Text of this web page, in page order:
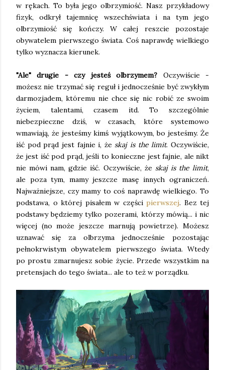
w rękach. To była jego olbrzymiość. Nasz przykładowy
fizyk, odkrył tajemnicę wszechświata i na tym jego
olbrzymiość się kończy. W całej reszcie pozostaje
obywatelem pierwszego świata. Coś naprawdę wielkiego
tylko wyznacza kierunek.
"Ale" drugie - czy jesteś olbrzymem? Oczywiście -
możesz nie trzymać się reguł i jednocześnie być zwykłym
darmozjadem, któremu nie chce się nic robić ze swoim
życiem, talentami, czasem itd. To szczególnie
niebezpieczne dziś, w czasach, które systemowo
wmawiają, że jesteśmy kimś wyjątkowym, bo jesteśmy. Że
iść pod prąd jest fajnie i, że skaj is the limit. Oczywiście,
że jest iść pod prąd, jeśli to konieczne jest fajnie, ale nikt
nie mówi nam, gdzie iść. Oczywiście, żeskaj is the limit,
ale poza tym, mamy jeszcze masę innych ograniczeń.
Najważniejsze, czy mamy to coś naprawdę wielkiego. To
podstawa, o której pisałem w części pierwszej. Bez tej
podstawy będziemy tylko pozerami, którzy mówią... i nic
więcej (no może jeszcze marnują powietrze). Możesz
uznawać się za olbrzyma jednocześnie pozostając
pełnokrwistym obywatelem pierwszego świata. Wtedy
po prostu zmarnujesz sobie życie. Przede wszystkim na
pretensjach do tego świata... ale to też w porządku.